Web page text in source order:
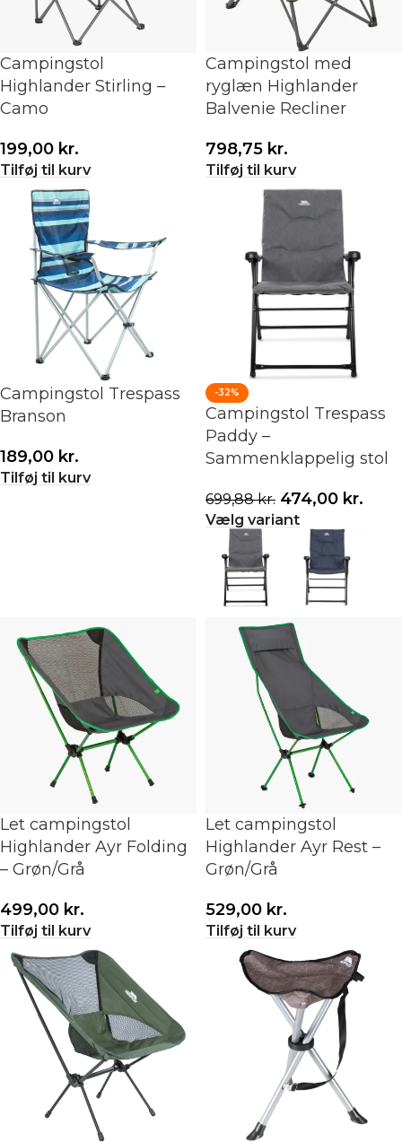
Campingstol
Highlander Stirling –
Camo
199,00 kr.
Tilføj til kurv
Campingstol med
ryglæn Highlander
Balvenie Recliner
798,75 kr.
Tilføj til kurv
Campingstol Trespass
Branson
189,00 kr.
Tilføj til kurv
-32%
Campingstol Trespass
Paddy –
Sammenklappelig stol
699,88kr. 474,00 kr.
Vælg variant
Let campingstol
Highlander Ayr Folding
– Grøn/Grå
499,00 kr.
Tilføj til kurv
Let campingstol
Highlander Ayr Rest –
Grøn/Grå
529,00 kr.
Tilføj til kurv